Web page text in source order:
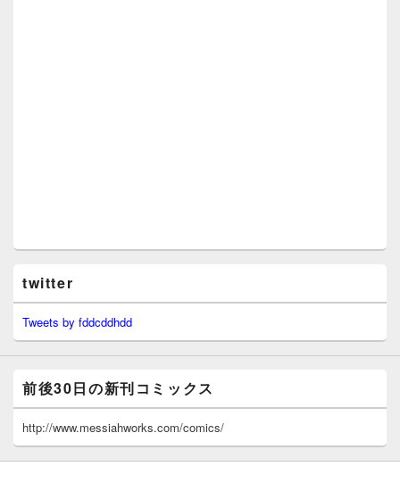
twitter
Tweets by fddcddhdd
前後30日の新刊コミックス
http://www.messiahworks.com/comics/